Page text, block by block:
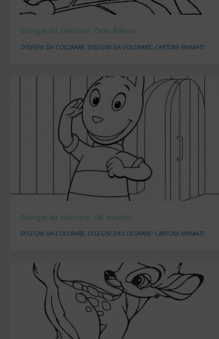
Disegni da colorare: Dino Babies
DISEGNI DA COLORARE,DISEGNI DA COLORARE: CARTONI ANIMATI
Disegni da colorare: Gli zonzoli
DISEGNI DA COLORARE,DISEGNI DA COLORARE: CARTONI ANIMATI